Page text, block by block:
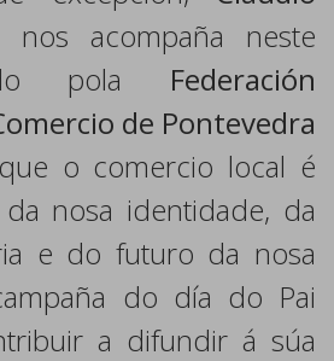
acompaña neste
pola Federación
de Pontevedra
o comercio local é
nosa identidade, da
e do futuro da nosa
do día do Pai
a difundir á súa